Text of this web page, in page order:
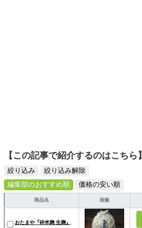
【この記事で紹介するのはこちら】
絞り込み
絞り込み解除
編集部のおすすめ順
価格の安い順
商品名 画像
おたまや『砕米麹 生麹』